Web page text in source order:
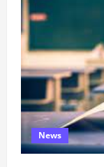
reveló
de
de
News